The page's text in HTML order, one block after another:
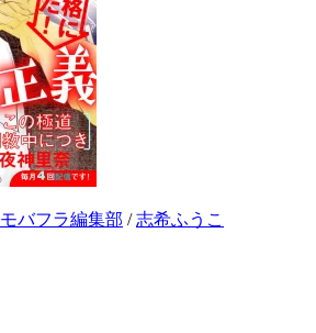
モバフラ編集部 /志希ふうこ